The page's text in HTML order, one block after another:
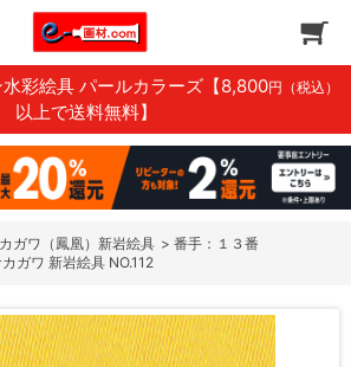
彩絵具 パールカラーズ 【8,800円（税込）
以上で送料無料】
ガワ（鳳凰）新岩絵具 > 番手：１３番
ガワ 新岩絵具 NO.112